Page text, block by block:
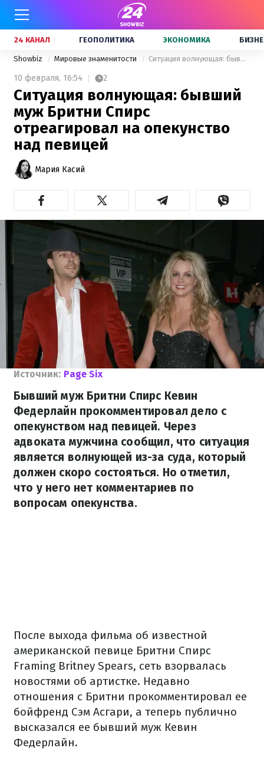
24 КАНАЛ ГЕОПОЛИТИКА ЭКОНОМИКА
Showbiz Мировые знаменитости Ситуация волнующая: бывший муж Бритни Спирс отреагировал на опекунство над певицей
10 февраля, 16:54 2
Ситуация волнующая: бывший
муж Бритни Спирс
отреагировал на опекунство
над певицей
Мария Касий
Источник: Page Six
Бывший муж Бритни Спирс Кевин
Федерлайн прокомментировал дело с
опекунством над певицей. Через
адвоката мужчина сообщил, что ситуация
является волнующей из-за суда, который
должен скоро состояться. Но отметил,
что у него нет комментариев по
вопросам опекунства.
После выхода фильма об известной
американской певице Бритни Спирс
Framing Britney Spears, сеть взорвалась
новостями об артистке. Недавно
отношения с Бритни прокомментировал ее
бойфренд Сэм Асгари, а теперь публично
высказался ее бывший муж Кевин
Федерлайн.